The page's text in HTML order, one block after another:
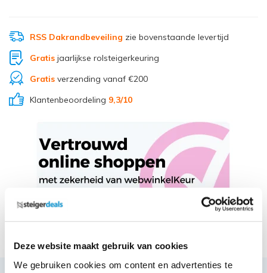
Deze website maakt gebruik van cookies
We gebruiken cookies om content en advertenties te
RSS Dakrandbeveiling zie bovenstaande levertijd
Gratisjaarlijkse rolsteigerkeuring
Gratisverzending vanaf €200
Klantenbeoordeling 9,3/10